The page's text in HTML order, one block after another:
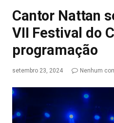
Cantor Nattan
VII Festival do
programação
setembro 23, 2024 Nenhum